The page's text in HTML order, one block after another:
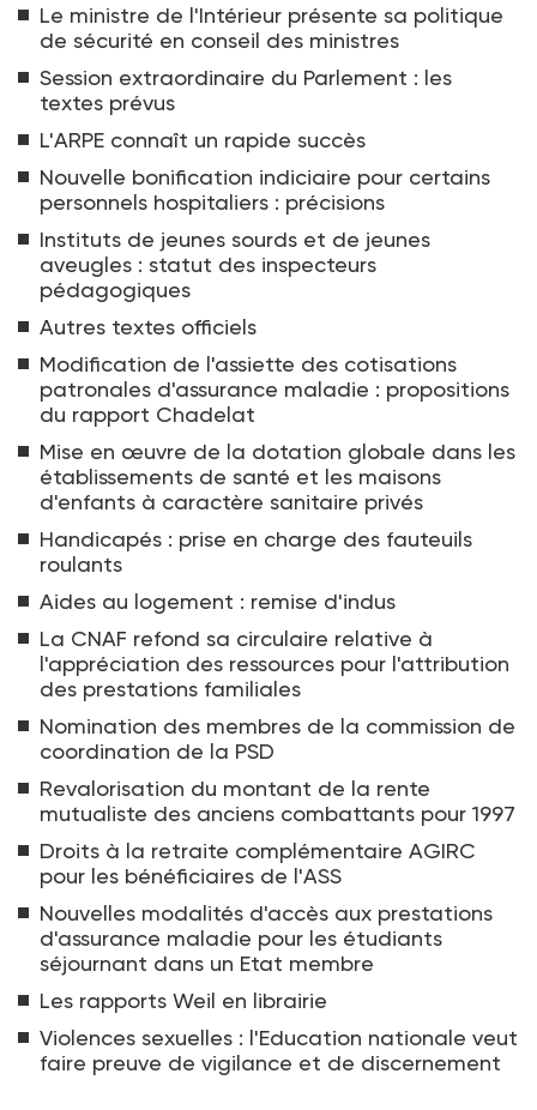
Le ministre de l'Intérieur présente sa politique
de sécurité en conseil des ministres
Session extraordinaire du Parlement : les
textes prévus
L'ARPE connaît un rapide succès
Nouvelle bonification indiciaire pour certains
personnels hospitaliers : précisions
Instituts de jeunes sourds et de jeunes
aveugles : statut des inspecteurs
pédagogiques
Autres textes officiels
Modification de l'assiette des cotisations
patronales d'assurance maladie : propositions
du rapport Chadelat
Mise en œuvre de la dotation globale dans les
établissements de santé et les maisons
d'enfants à caractère sanitaire privés
Handicapés : prise en charge des fauteuils
roulants
Aides au logement : remise d'indus
La CNAF refond sa circulaire relative à
l'appréciation des ressources pour l'attribution
des prestations familiales
Nomination des membres de la commission de
coordination de la PSD
Revalorisation du montant de la rente
mutualiste des anciens combattants pour 1997
Droits à la retraite complémentaire AGIRC
pour les bénéficiaires de l'ASS
Nouvelles modalités d'accès aux prestations
d'assurance maladie pour les étudiants
séjournant dans un Etat membre
Les rapports Weil en librairie
Violences sexuelles : l'Education nationale veut
faire preuve de vigilance et de discernement